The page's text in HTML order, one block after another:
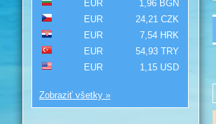
EUR
1,96 BGN
EUR
24,21 CZK
EUR
7,54 HRK
EUR
54,93 TRY
EUR
1,15 USD
Zobraziť všetky »